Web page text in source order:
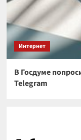
Интернет
В Госдуме
Telegram